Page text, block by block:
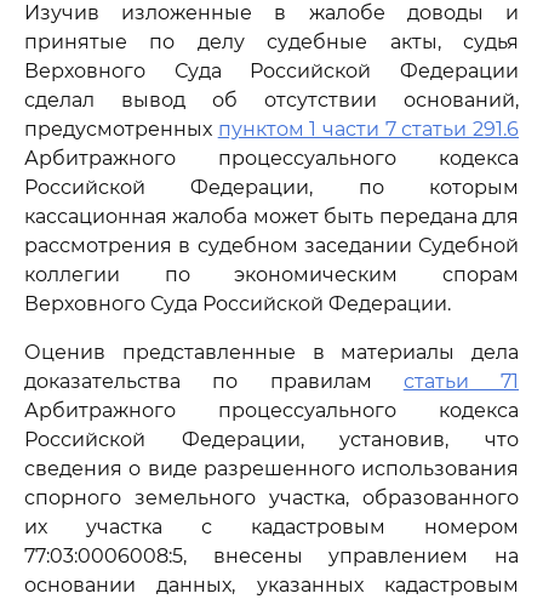
Изучив изложенные в жалобе доводы и
принятые по делу судебные акты, судья
Верховного Суда Российской Федерации
сделал вывод об отсутствии оснований,
предусмотренных пунктом 1 части 7 статьи 291.6
Арбитражного процессуального кодекса
Российской Федерации, по которым
кассационная жалоба может быть передана для
рассмотрения в судебном заседании Судебной
коллегии по экономическим спорам
Верховного Суда Российской Федерации.
Оценив представленные в материалы дела
доказательства по правилам статьи 71
Арбитражного процессуального кодекса
Российской Федерации, установив, что
сведения о виде разрешенного использования
спорного земельного участка, образованного
их участка с кадастровым номером
77:03:0006008:5, внесены управлением на
основании данных, указанных кадастровым